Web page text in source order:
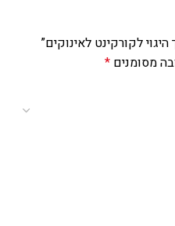
לקורקינט לאינוקים”
מסומנים *